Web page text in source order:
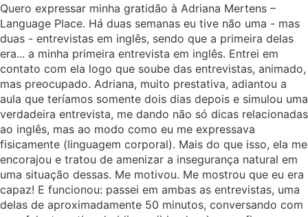
Quero expressar minha gratidão à Adriana Mertens –
Language Place. Há duas semanas eu tive não uma - mas
duas - entrevistas em inglês, sendo que a primeira delas
era... a minha primeira entrevista em inglês. Entrei em
contato com ela logo que soube das entrevistas, animado,
mas preocupado. Adriana, muito prestativa, adiantou a
aula que teríamos somente dois dias depois e simulou uma
verdadeira entrevista, me dando não só dicas relacionadas
ao inglês, mas ao modo como eu me expressava
fisicamente (linguagem corporal). Mais do que isso, ela me
encorajou e tratou de amenizar a insegurança natural em
uma situação dessas. Me motivou. Me mostrou que eu era
capaz! E funcionou: passei em ambas as entrevistas, uma
delas de aproximadamente 50 minutos, conversando com